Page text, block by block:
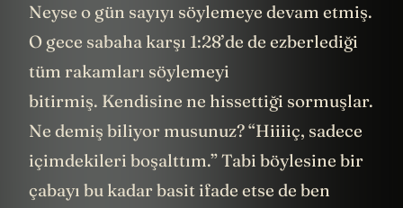
Neyse o gün sayıyı söylemeye devam etmiş.
O gece sabaha karşı 1:28’de de ezberlediği
tüm rakamları söylemeyi
bitirmiş. Kendisine ne hissettiği sormuşlar.
Ne demiş biliyor musunuz? “Hiiiiç, sadece
içimdekileri boşalttım.” Tabi böylesine bir
çabayı bu kadar basit ifade etse de ben